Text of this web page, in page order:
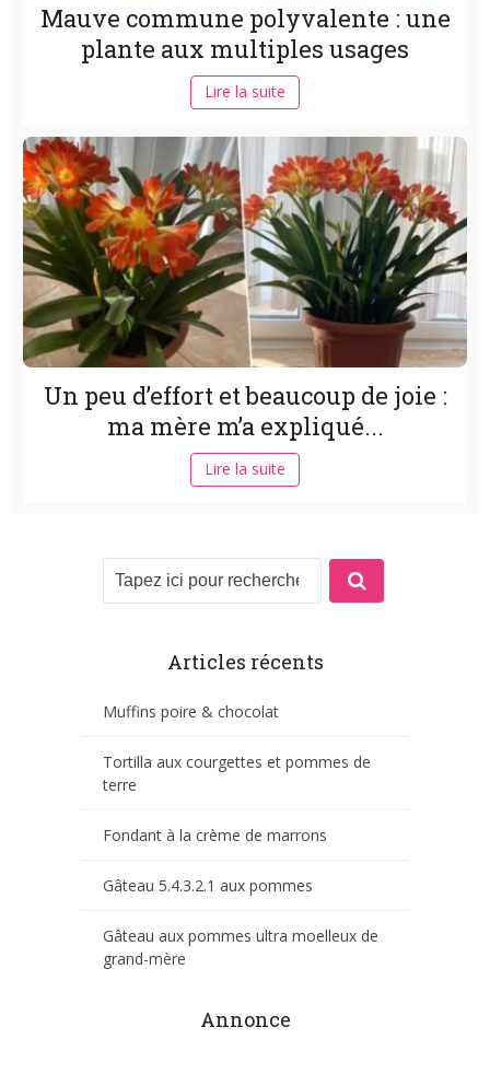
Mauve commune polyvalente : une
plante aux multiples usages
Lire la suite
Un peu d’effort et beaucoup de joie :
ma mère m’a expliqué...
Lire la suite
Articles récents
Muffins poire & chocolat
Tortilla aux courgettes et pommes de
terre
Fondant à la crème de marrons
Gâteau 5.4.3.2.1 aux pommes
Gâteau aux pommes ultra moelleux de
grand-mère
Annonce